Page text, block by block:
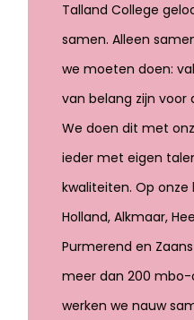
Talland College
samen. Alleen
we moeten doen:
van belang zijn voor
We doen dit met
ieder met eigen
kwaliteiten. Op
Holland, Alkmaar,
Purmerend en
meer dan 200 mbo-
werken we nauw